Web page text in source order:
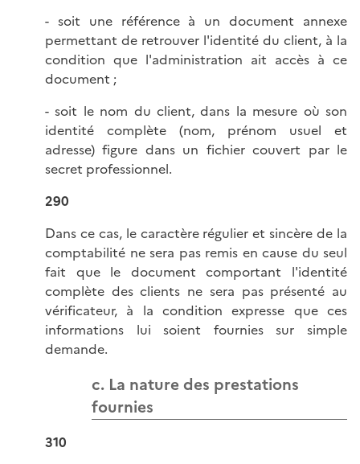
- soit une référence à un document annexe
permettant de retrouver l'identité du client, à la
condition que l'administration ait accès à ce
document ;
- soit le nom du client, dans la mesure où son
identité complète (nom, prénom usuel et
adresse) figure dans un fichier couvert par le
secret professionnel.
290
Dans ce cas, le caractère régulier et sincère de la
comptabilité ne sera pas remis en cause du seul
fait que le document comportant l'identité
complète des clients ne sera pas présenté au
vérificateur, à la condition expresse que ces
informations lui soient fournies sur simple
demande.
c. La nature des prestations
fournies
310